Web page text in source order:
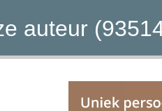
auteur